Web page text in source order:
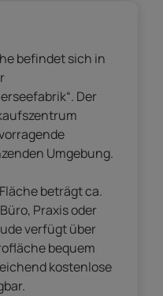
befindet sich in
Der
Umgebung.
beträgt ca.
Praxis oder
verfügt über
bequem
kostenlose